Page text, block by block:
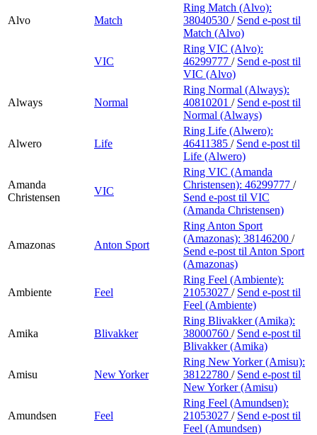
Alvo Match
Ring Match (Alvo):
38040530 / Send e-post til
Match (Alvo)
VIC
Ring VIC (Alvo):
46299777 / Send e-post til
VIC (Alvo)
Always Normal
Ring Normal (Always):
40810201 / Send e-post til
Normal (Always)
Alwero Life
Ring Life (Alwero):
46411385 / Send e-post til
Life (Alwero)
Amanda
Christensen
VIC
Ring VIC (Amanda
Christensen): 46299777 /
Send e-post til VIC
(Amanda Christensen)
Amazonas Anton Sport
Ring Anton Sport
(Amazonas): 38146200 /
Send e-post til Anton Sport
(Amazonas)
Ambiente Feel
Ring Feel (Ambiente):
21053027 / Send e-post til
Feel (Ambiente)
Amika Blivakker
Ring Blivakker (Amika):
38000760 / Send e-post til
Blivakker (Amika)
Amisu New Yorker
Ring New Yorker (Amisu):
38122780 / Send e-post til
New Yorker (Amisu)
Amundsen Feel
Ring Feel (Amundsen):
21053027 / Send e-post til
Feel (Amundsen)